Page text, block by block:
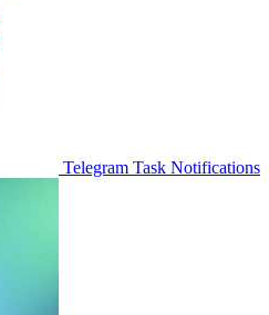
Telegram Task Notifications